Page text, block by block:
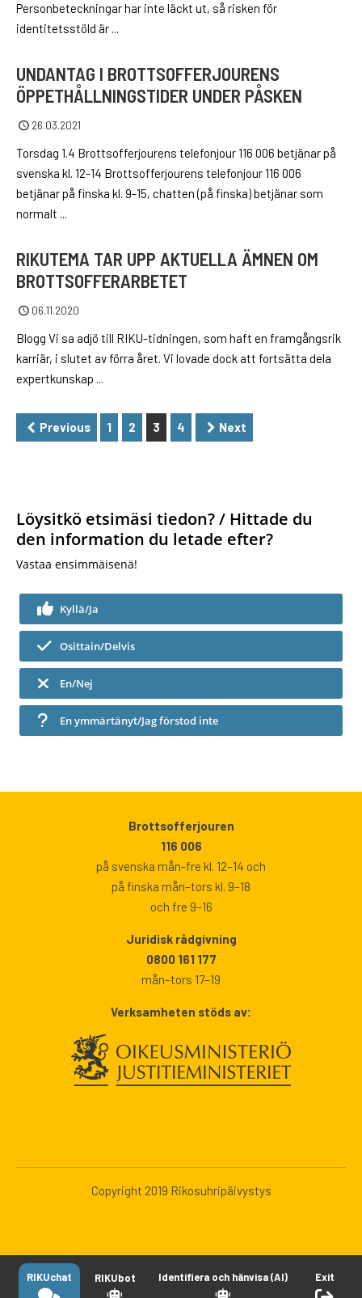
RIKUchat RIKUbot Identifiera och hänvisa (AI) Exit
Personbeteckningar har inte läckt ut, så risken för
identitetsstöld är ...
UNDANTAG I BROTTSOFFERJOURENS
ÖPPETHÅLLNINGSTIDER UNDER PÅSKEN
26.03.2021
Torsdag 1.4 Brottsofferjourens telefonjour 116 006 betjänar på
svenska kl. 12-14 Brottsofferjourens telefonjour 116 006
betjänar på finska kl. 9-15, chatten (på finska) betjänar som
normalt ...
RIKUTEMA TAR UPP AKTUELLA ÄMNEN OM
BROTTSOFFERARBETET
06.11.2020
Blogg Vi sa adjö till RIKU-tidningen, som haft en framgångsrik
karriär, i slutet av förra året. Vi lovade dock att fortsätta dela
expertkunskap ...
PAGINATION
Previous 1 2 3 4 Next
Löysitkö etsimäsi tiedon? / Hittade du
den information du letade efter?
Vastaa ensimmäisenä!
Kyllä/Ja
Osittain/Delvis
En/Nej
En ymmärtänyt/Jag förstod inte
Brottsofferjouren
116 006
på svenska mån-fre kl. 12–14 och
på finska mån–tors kl. 9–18
och fre 9–16
Juridisk rådgivning
0800 161 177
mån–tors 17–19
Verksamheten stöds av:
Copyright 2019 Rikosuhripäivystys